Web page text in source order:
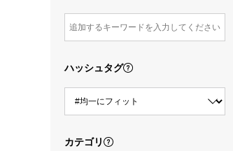
ハッシュタグ
カテゴリ